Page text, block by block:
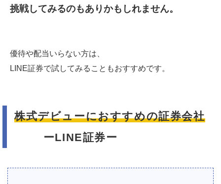
挑戦してみるのもありかもしれません。
優待や配当いらない方は、
LINE証券で試してみることもおすすめです。
株式デビューにおすすめの証券会社
ーLINE証券ー